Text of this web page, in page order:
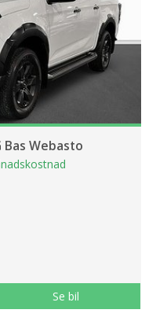
Bas Webasto
Se bil